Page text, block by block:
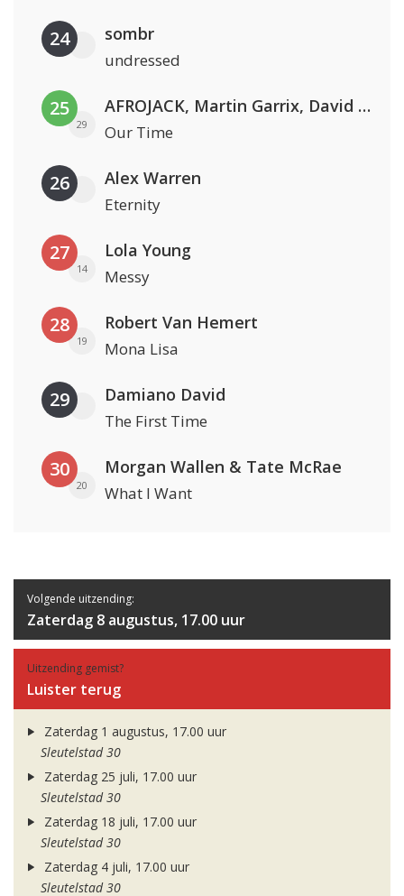
24 sombr
undressed
25
29
AFROJACK, Martin Garrix, David Guetta & Amél
Our Time
26 Alex Warren
Eternity
27
14
Lola Young
Messy
28
19
Robert Van Hemert
Mona Lisa
29 Damiano David
The First Time
30
20
Morgan Wallen & Tate McRae
What I Want
Volgende uitzending:
Zaterdag 8 augustus, 17.00 uur
Uitzending gemist?
Luister terug
Zaterdag 1 augustus, 17.00 uur
Sleutelstad 30
Zaterdag 25 juli, 17.00 uur
Sleutelstad 30
Zaterdag 18 juli, 17.00 uur
Sleutelstad 30
Zaterdag 4 juli, 17.00 uur
Sleutelstad 30